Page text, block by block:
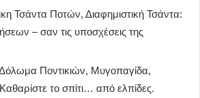
Τσάντα Ποτών, Διαφημιστική Τσάντα:
– σαν τις υποσχέσεις της
Ποντικιών, Μυγοπαγίδα,
το σπίτι… από ελπίδες.